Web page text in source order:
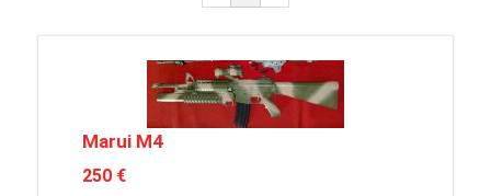
Marui M4
250 €